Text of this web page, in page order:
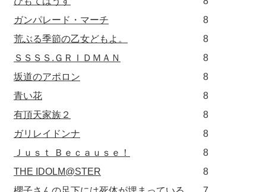
ガンパレード・マーチ
8
荒ぶる季節の乙女どもよ。
8
ＳＳＳＳ.ＧＲＩＤＭＡＮ
8
坂道のアポロン
8
青い花
8
有頂天家族２
8
ガリレイドンナ
8
Ｊｕｓｔ Ｂｅｃａｕｓｅ！
8
THE IDOLM@STER
8